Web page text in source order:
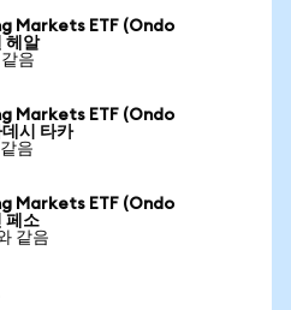
Markets ETF (Ondo
헤알
음
Markets ETF (Ondo
시 타카
음
Markets ETF (Ondo
페소
같음